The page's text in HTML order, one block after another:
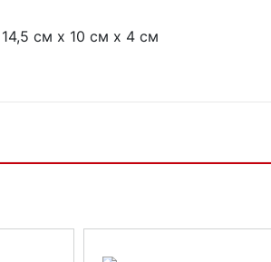
см х 10 см х 4 см